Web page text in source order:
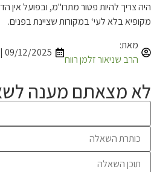
היה צריך להיות פטור מתרו"מ, ובפועל
מקופיא בלא לעי‘ במקורות שציינת בפנים.
מאת:
הרב שניאור זלמן רווח
09/12/2025 | י"ט כסלו התשפ"ו
לא מצאתם מענה